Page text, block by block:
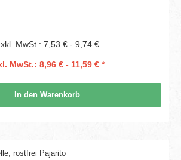
MwSt.: 7,53 € - 9,74 €
MwSt.: 8,96 € - 11,59 € *
In den Warenkorb